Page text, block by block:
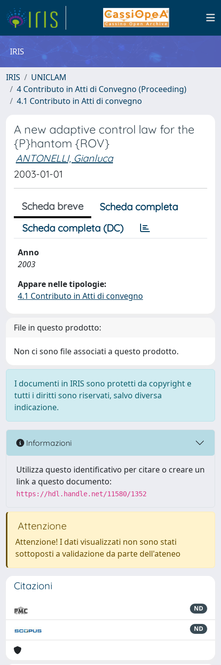
IRIS
IRIS
UNICLAM
4 Contributo in Atti di Convegno (Proceeding)
4.1 Contributo in Atti di convegno
A new adaptive control law for the
{P}hantom {ROV}
ANTONELLI, Gianluca
2003-01-01
Scheda breve
Scheda completa
Scheda completa (DC)
Anno
2003
Appare nelle tipologie:
4.1 Contributo in Atti di convegno
File in questo prodotto:
Non ci sono file associati a questo prodotto.
I documenti in IRIS sono protetti da copyright e
tutti i diritti sono riservati, salvo diversa
indicazione.
Informazioni
Utilizza questo identificativo per citare o creare un
link a questo documento:
https://hdl.handle.net/11580/1352
Attenzione
Attenzione! I dati visualizzati non sono stati
sottoposti a validazione da parte dell'ateneo
Citazioni
ND
ND